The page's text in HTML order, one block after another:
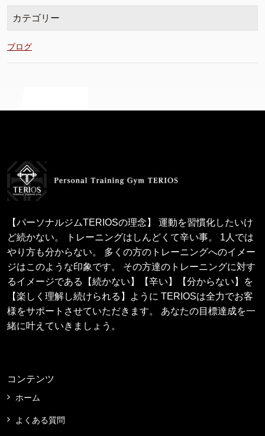
カテゴリー
ブログ
【パーソナルジムTERIOSの理念】 運動を習慣化したいけ
ど続かない。 トレーニングはしんどくて辛い事。 1人では
やり方も分からない。 多くの方のトレーニングへのイメー
ジはこのような印象です。 その方達のトレーニングに対す
るイメージである【続かない】【辛い】【分からない】を
【楽しく理解し続けられる】ように TERIOSは全力でお客
様をサポートさせていただきます。 あなたの目標達成を一
緒に叶えていきましょう。
コンテンツ
ホーム
よくある質問